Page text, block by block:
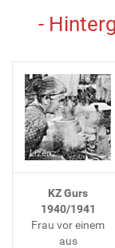
-
Lizenz
KZ Gurs
1940/1941
Frau vor einem
aus